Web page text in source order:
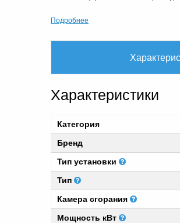
Подробнее
Характеристики
Категория
Бренд
Тип установки
Тип
Камера сгорания
Мощность кВт